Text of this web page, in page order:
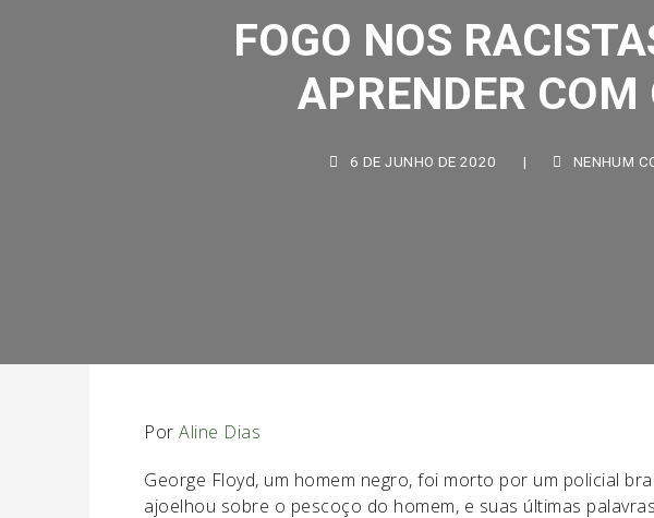
FOGO NOS
APRENDER COM
Por Aline Dias
George Floyd, um homem negro, foi morto por um policial
ajoelhou sobre o pescoço do homem, e suas últimas